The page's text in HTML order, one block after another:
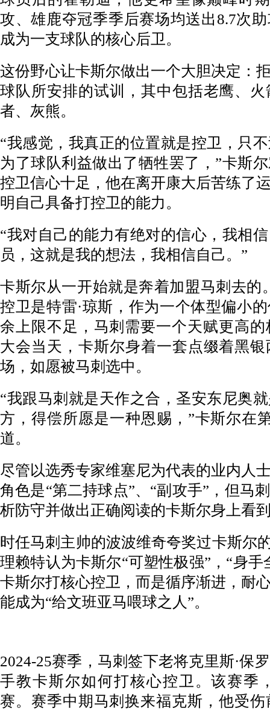
攻、雄鹿夺冠季季后赛场均送出8.7次
成为一支球队的核心后卫。
这份野心让卡斯尔做出一个大胆决定：
球队所安排的试训，其中包括老鹰、
者、灰熊。
“我感觉，我真正的位置就是控卫，只
为了球队利益做出了牺牲罢了，”卡斯
控卫信心十足，他在离开康大后苦练了
明自己具备打控卫的能力。
“我对自己的能力有绝对的信心，我相
员，这就是我的想法，我相信自己。”
卡斯尔从一开始就是奔着加盟马刺去的
控卫是特雷·琼斯，作为一个体型偏小
余上限不足，马刺需要一个天赋更高
大会当天，卡斯尔身着一套点缀着黑
场，如愿被马刺选中。
“我跟马刺就是天作之合，圣安东尼奥
方，得偿所愿是一种恩赐，”卡斯尔在
道。
尽管以选秀专家维塞尼为代表的业内人
角色是“第二持球点”、“副攻手”，但马
析防守并做出正确阅读的卡斯尔身上看
时任马刺主帅的波波维奇夸奖过卡斯尔
理赖特认为卡斯尔“可塑性极强”，“身
卡斯尔打核心控卫，而是循序渐进，耐
能成为“给文班亚马喂球之人”。
2024-25赛季，马刺签下老将克里斯·保
手教卡斯尔如何打核心控卫。该赛季
赛。赛季中期马刺换来福克斯，他受